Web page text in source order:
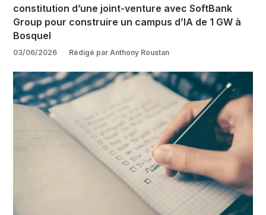
constitution d’une joint-venture avec SoftBank
Group pour construire un campus d’IA de 1 GW à
Bosquel
03/06/2026 Rédigé par Anthony Roustan